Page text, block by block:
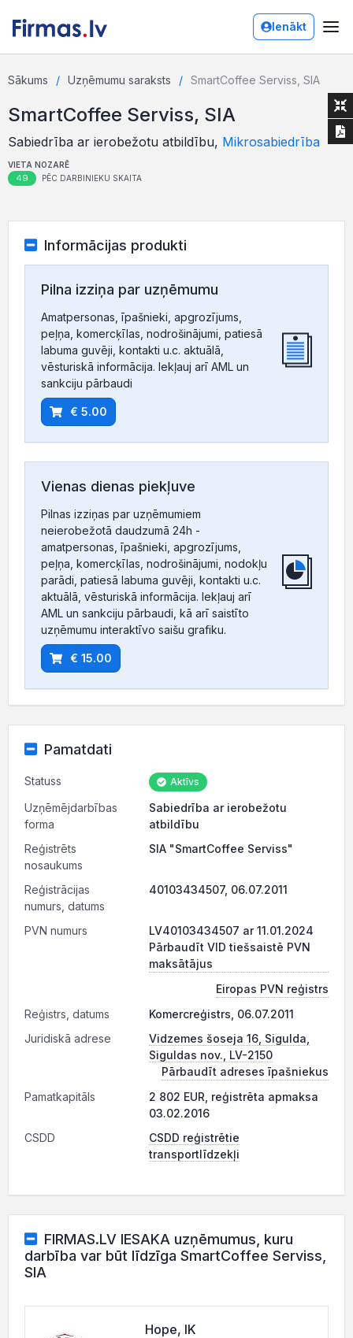
Ienākt
Sākums Uzņēmumu saraksts SmartCoffee Serviss, SIA
SmartCoffee Serviss, SIA
Sabiedrība ar ierobežotu atbildību, Mikrosabiedrība
VIETA NOZARĒ
49 PĒC DARBINIEKU SKAITA
Informācijas produkti
Pilna izziņa par uzņēmumu
Amatpersonas, īpašnieki, apgrozījums,
peļņa, komercķīlas, nodrošinājumi, patiesā
labuma guvēji, kontakti u.c. aktuālā,
vēsturiskā informācija. Iekļauj arī AML un
sankciju pārbaudi
€ 5.00
Vienas dienas piekļuve
Pilnas izziņas par uzņēmumiem
neierobežotā daudzumā 24h -
amatpersonas, īpašnieki, apgrozījums,
peļņa, komercķīlas, nodrošinājumi, nodokļu
parādi, patiesā labuma guvēji, kontakti u.c.
aktuālā, vēsturiskā informācija. Iekļauj arī
AML un sankciju pārbaudi, kā arī saistīto
uzņēmumu interaktīvo saišu grafiku.
€ 15.00
Pamatdati
Statuss Aktīvs
Uzņēmējdarbības
forma
Sabiedrība ar ierobežotu
atbildību
Reģistrēts
nosaukums
SIA "SmartCoffee Serviss"
Reģistrācijas
numurs, datums
40103434507, 06.07.2011
PVN numurs
LV40103434507 ar 11.01.2024
Pārbaudīt VID tiešsaistē PVN
maksātājus
Eiropas PVN reģistrs
Reģistrs, datums
Komercreģistrs, 06.07.2011
Juridiskā adrese
Vidzemes šoseja 16, Sigulda,
Siguldas nov., LV-2150
Pārbaudīt adreses īpašniekus
Pamatkapitāls
2 802 EUR, reģistrēta apmaksa
03.02.2016
CSDD
CSDD reģistrētie
transportlīdzekļi
FIRMAS.LV IESAKA uzņēmumus, kuru
darbība var būt līdzīga SmartCoffee Serviss,
SIA
Hope, IK